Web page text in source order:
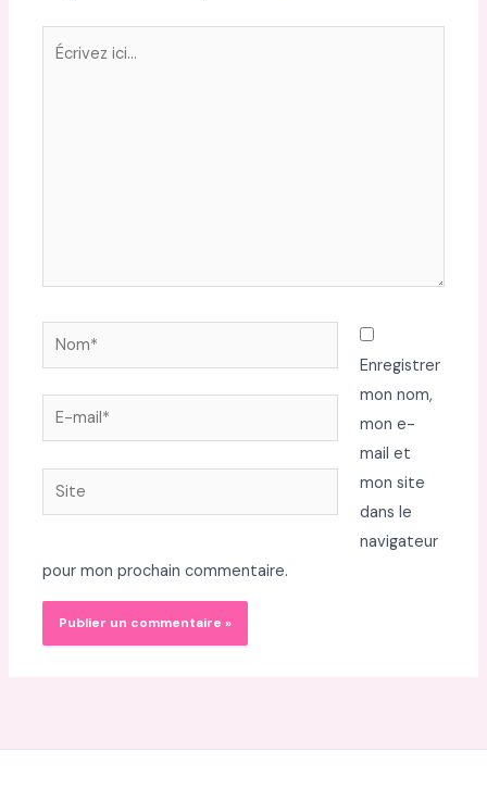
Écrivez
Nom*
E-
mail*
Site
Enregistrer
mon nom,
mon e-
mail et
mon site
dans le
navigateur
pour mon prochain commentaire.